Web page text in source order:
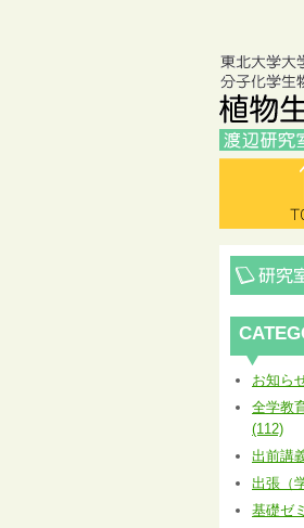
お知ら
全学教
(112)
出前講
出張（
基礎ゼ